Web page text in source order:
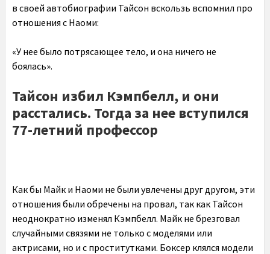
в своей автобиографии Тайсон вскользь вспомнил про
отношения с Наоми:
«У нее было потрясающее тело, и она ничего не
боялась».
Тайсон избил Кэмпбелл, и они
расстались. Тогда за нее вступился
77-летний профессор
Как бы Майк и Наоми не были увлечены друг другом, эти
отношения были обречены на провал, так как Тайсон
неоднократно изменял Кэмпбелл. Майк не брезговал
случайными связями не только с моделями или
актрисами, но и с проститутками. Боксер клялся модели